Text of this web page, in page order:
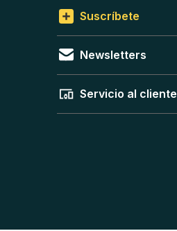
Suscríbete
Newsletters
Servicio al cliente